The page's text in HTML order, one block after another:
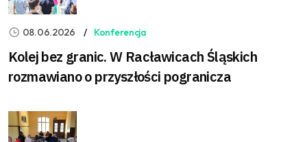
08.06.2026 Konferencja
Kolej bez granic. W Racławicach Śląskich
rozmawiano o przyszłości pogranicza